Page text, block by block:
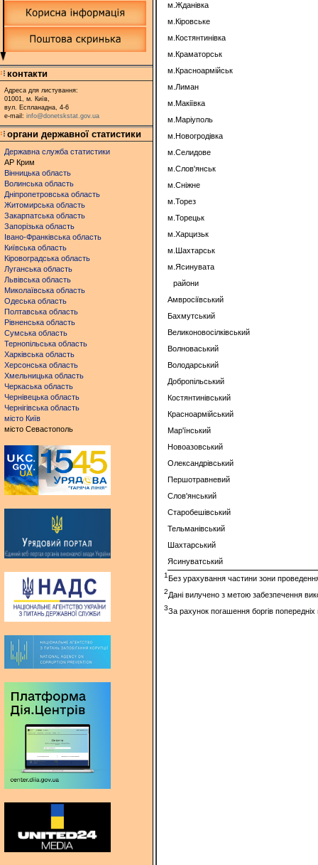
контакти
Адреса для листування:
01001, м. Київ,
вул. Еспланадна, 4-6
e-mail: info@donetskstat.gov.ua
органи державної статистики
Державна служба статистики
АР Крим
Вінницька область
Волинська область
Дніпропетровська область
Житомирська область
Закарпатська область
Запорізька область
Івано-Франківська область
Київська область
Кіровоградська область
Луганська область
Львівська область
Миколаївська область
Одеська область
Полтавська область
Рівненська область
Сумська область
Тернопільська область
Харківська область
Херсонська область
Хмельницька область
Черкаська область
Чернівецька область
Чернігівська область
місто Київ
місто Севастополь
м.Жданівка
м.Кіровське
м.Костянтинівка
м.Краматорськ
м.Красноармійськ
м.Лиман
м.Макіївка
м.Маріуполь
м.Новогродівка
м.Селидове
м.Слов'янськ
м.Сніжне
м.Торез
м.Торецьк
м.Харцизьк
м.Шахтарськ
м.Ясинувата
райони
Амвросіївський
Бахмутський
Великоновосілківський
Волноваський
Володарський
Добропільський
Костянтинівський
Красноармійський
Мар'їнський
Новоазовський
Олександрівський
Першотравневий
Слов'янський
Старобешівський
Тельманівський
Шахтарський
Ясинуватський
1Без урахування частини зони
2Дані вилучено з метою забезпечення
3За рахунок погашення боргів попередніх